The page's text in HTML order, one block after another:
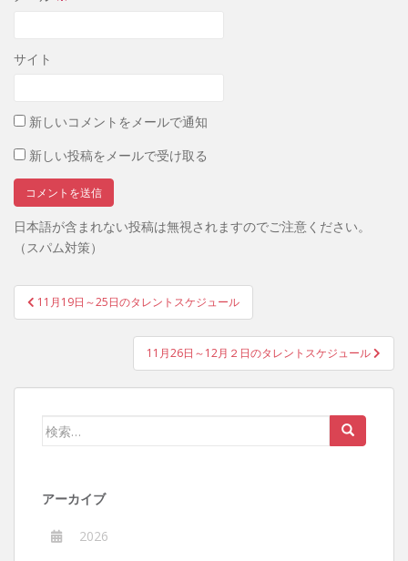
サイト
新しいコメントをメールで通知
新しい投稿をメールで受け取る
日本語が含まれない投稿は無視されますのでご注意ください。
（スパム対策）
投
稿
ゲ
11月19日～25日のタレントスケジュール
11月26日～12月２日のタレントスケジュール
検
アーカイブ
2026